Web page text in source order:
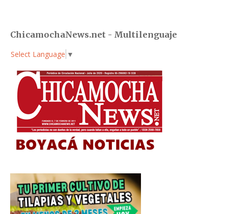
ChicamochaNews.net - Multilenguaje
Select Language ▼